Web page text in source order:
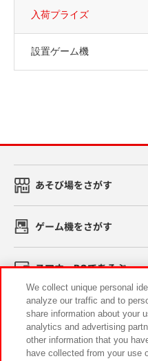
入荷プライズ
設置ゲーム機
あそび場をさがす
ゲーム機をさがす
スマホ・PCであそぶ
イベント・キャンペーン
We collect unique personal
analyze our traffic and to
share information about your
analytics and advertising
other information that you
have collected from your